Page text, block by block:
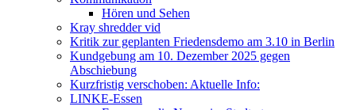
Hören und Sehen
Kray shredder vid
Kritik zur geplanten Friedensdemo am 3.10 in Berlin
Kundgebung am 10. Dezember 2025 gegen
Abschiebung
Kurzfristig verschoben: Aktuelle Info:
LINKE-Essen